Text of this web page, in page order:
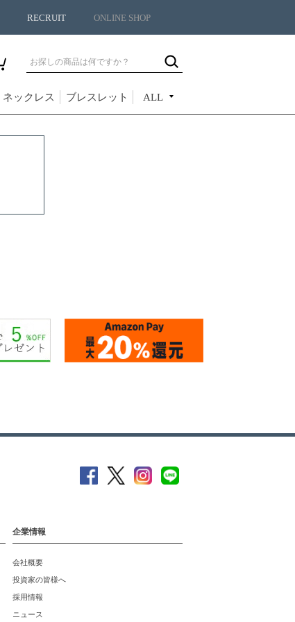
RECRUIT ONLINE SHOP
ネックレス ブレスレット ALL
企業情報
会社概要
投資家の皆様へ
採用情報
ニュース